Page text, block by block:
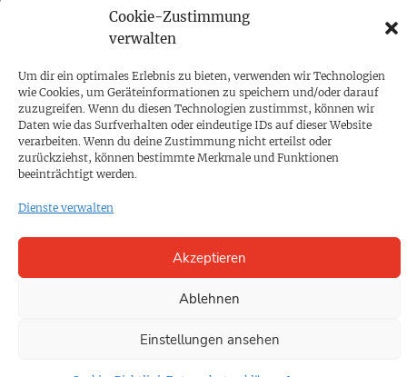
Cookie-Zustimmung
verwalten
Um dir ein optimales Erlebnis zu bieten, verwenden wir Technologien
wie Cookies, um Geräteinformationen zu speichern und/oder darauf
zuzugreifen. Wenn du diesen Technologien zustimmst, können wir
Daten wie das Surfverhalten oder eindeutige IDs auf dieser Website
verarbeiten. Wenn du deine Zustimmung nicht erteilst oder
zurückziehst, können bestimmte Merkmale und Funktionen
beeinträchtigt werden.
Dienste verwalten
Akzeptieren
Ablehnen
Einstellungen ansehen
Mediadaten
PROKOMPAKT
Impressum
SPENDEN
Cookie-Richtlinie